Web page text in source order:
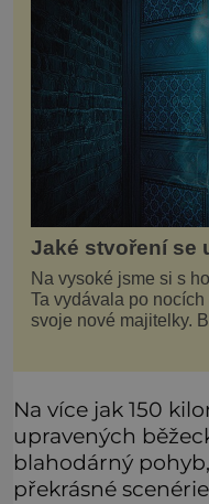
Jaké stvoření se
Na vysoké jsme si s
Ta vydávala po
svoje nové majitelky.
kamarádkami a
Na více jak 150
upravených
blahodárný
překrásné